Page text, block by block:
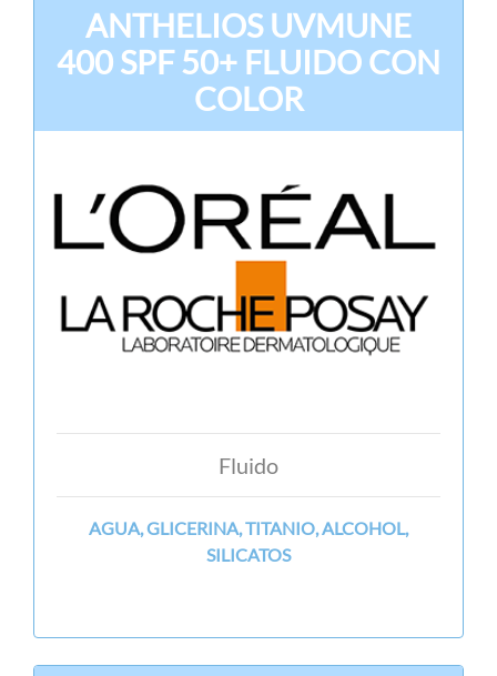
ANTHELIOS UVMUNE
400 SPF 50+ FLUIDO CON
COLOR
Fluido
AGUA, GLICERINA, TITANIO, ALCOHOL,
SILICATOS